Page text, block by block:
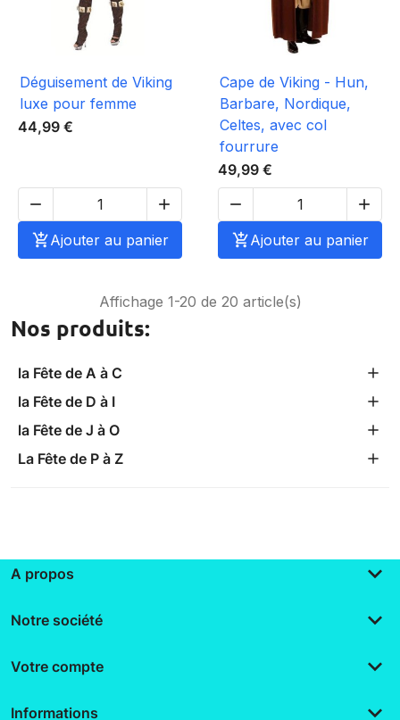
Nos produits:
la Fête de A à C
la Fête de D à I
la Fête de J à O
La Fête de P à Z
Déguisement de Viking
luxe pour femme
44,99 €


Ajouter au panier
Cape de Viking - Hun,
Barbare, Nordique,
Celtes, avec col
fourrure
49,99 €


Ajouter au panier
Affichage 1-20 de 20 article(s)
A propos keyboard_arrow_down
Notre société keyboard_arrow_down
Votre compte keyboard_arrow_down
Informations keyboard_arrow_down